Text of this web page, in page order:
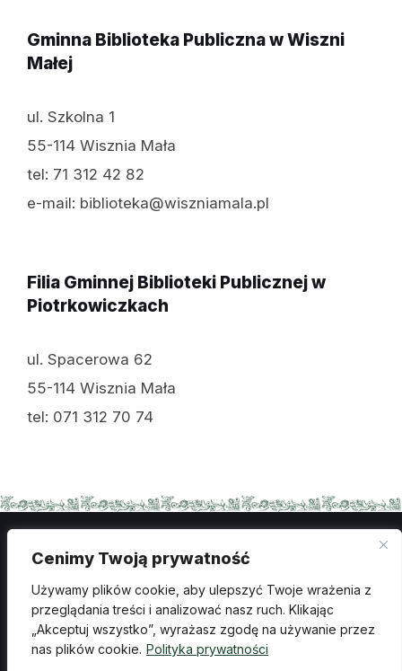
Cenimy Twoją prywatność
Używamy plików cookie, aby ulepszyć Twoje wrażenia z
przeglądania treści i analizować nasz ruch. Klikając
„Akceptuj wszystko”, wyrażasz zgodę na używanie przez
nas plików cookie. Polityka prywatności
Gminna Biblioteka Publiczna w Wiszni
Małej
ul. Szkolna 1
55-114 Wisznia Mała
tel: 71 312 42 82
e-mail: biblioteka@wiszniamala.pl
Filia Gminnej Biblioteki Publicznej w
Piotrkowiczkach
ul. Spacerowa 62
55-114 Wisznia Mała
tel: 071 312 70 74
Polityka prywatności
Ochrona danych osobowych
Deklaracja dostępności
Wykonanie: creosoft.pl